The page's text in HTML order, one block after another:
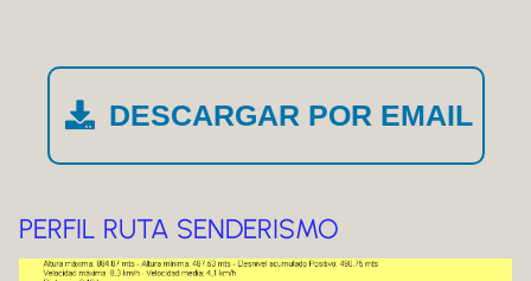
DESCARGAR POR EMAIL
PERFIL RUTA SENDERISMO